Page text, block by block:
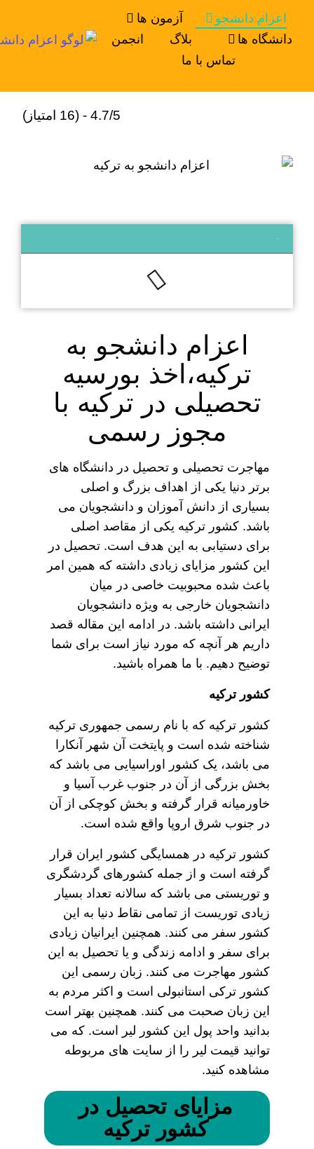
اعزام دانشجو
آزمون ها
دانشگاه ها
بلاگ
انجمن
تماس با ما
4.7/5 - (16 امتیاز)
اعزام دانشجو به
ترکیه،اخذ بورسیه
تحصیلی در ترکیه با
مجوز رسمی
مهاجرت تحصیلی و تحصیل در دانشگاه های
برتر دنیا یکی از اهداف بزرگ و اصلی
بسیاری از دانش آموزان و دانشجویان می
باشد. کشور ترکیه یکی از مقاصد اصلی
برای دستیابی به این هدف است. تحصیل در
این کشور مزایای زیادی داشته که همین امر
باعث شده محبوبیت خاصی در میان
دانشجویان خارجی به ویژه دانشجویان
ایرانی داشته باشد. در ادامه این مقاله قصد
داریم هر آنچه که مورد نیاز است برای شما
توضیح دهیم. با ما همراه باشید.
کشور ترکیه
کشور ترکیه که با نام رسمی جمهوری ترکیه
شناخته شده است و پایتخت آن شهر آنکارا
می باشد، یک کشور اوراسیایی می باشد که
بخش بزرگی از آن در جنوب غرب آسیا و
خاورمیانه قرار گرفته و بخش کوچکی از آن
در جنوب شرق اروپا واقع شده است.
کشور ترکیه در همسایگی کشور ایران قرار
گرفته است و از جمله کشورهای گردشگری
و توریستی می باشد که سالانه تعداد بسیار
زیادی توریست از تمامی نقاط دنیا به این
کشور سفر می کنند. همچنین ایرانیان زیادی
برای سفر و ادامه زندگی و یا تحصیل به این
کشور مهاجرت می کنند. زبان رسمی این
کشور ترکی استانبولی است و اکثر مردم به
این زبان صحبت می کنند. همچنین بهتر است
بدانید واحد پول این کشور لیر است. که می
توانید قیمت لیر را از سایت های مربوطه
مشاهده کنید.
مزایای تحصیل در
کشور ترکیه